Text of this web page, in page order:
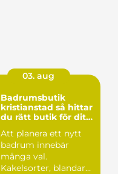
03. aug
Badrumsbutik
kristianstad så hittar
du rätt butik för ditt
Att planera ett nytt
badrum innebär
många val.
Kakelsorter, blandare,